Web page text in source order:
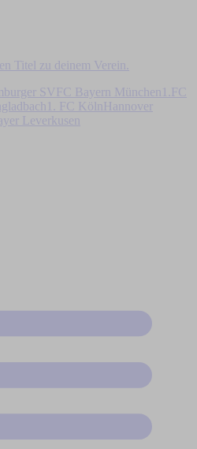
Titel zu deinem Verein.
SV FC Bayern München
1.FC
1. FC Köln
Hannover
Leverkusen